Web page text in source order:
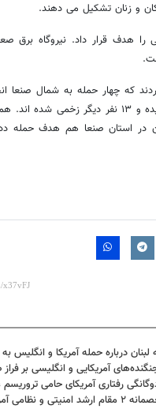
و زنان تشکیل می دهند.
را هدف قرار داد. نیروگاه برق
که چهار حمله به شمال صنعا
آن ۱۰ نفر به شهادت رسیده و ۱۳ نفر دیگر
استان صنعا هم هدف حمله
لبنان درباره حمله آمریکا و انگلیس
آمریکایی و انگلیسی بر فراز
رفتاری آمریکای حامی
آمریکا علیه ایران